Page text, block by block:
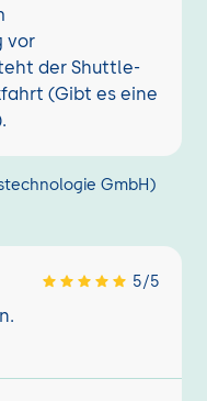
vor
der Shuttle-
(Gibt es eine
GmbH)
5/5